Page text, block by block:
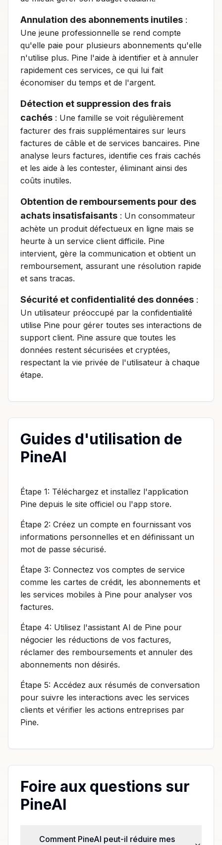
Annulation des abonnements inutiles :
Une jeune professionnelle se rend compte
qu'elle paie pour plusieurs abonnements qu'elle
n'utilise plus. Pine l'aide à identifier et à annuler
rapidement ces services, ce qui lui fait
économiser du temps et de l'argent.
Détection et suppression des frais
cachés : Une famille se voit régulièrement
facturer des frais supplémentaires sur leurs
factures de câble et de services bancaires. Pine
analyse leurs factures, identifie ces frais cachés
et les aide à les contester, éliminant ainsi des
coûts inutiles.
Obtention de remboursements pour des
achats insatisfaisants : Un consommateur
achète un produit défectueux en ligne mais se
heurte à un service client difficile. Pine
intervient, gère la communication et obtient un
remboursement, assurant une résolution rapide
et sans tracas.
Sécurité et confidentialité des données :
Un utilisateur préoccupé par la confidentialité
utilise Pine pour gérer toutes ses interactions de
support client. Pine assure que toutes les
données restent sécurisées et cryptées,
respectant la vie privée de l'utilisateur à chaque
étape.
Guides d'utilisation de
PineAI
Étape 1: Téléchargez et installez l'application
Pine depuis le site officiel ou l'app store.
Étape 2: Créez un compte en fournissant vos
informations personnelles et en définissant un
mot de passe sécurisé.
Étape 3: Connectez vos comptes de service
comme les cartes de crédit, les abonnements et
les services mobiles à Pine pour analyser vos
factures.
Étape 4: Utilisez l'assistant AI de Pine pour
négocier les réductions de vos factures,
réclamer des remboursements et annuler des
abonnements non désirés.
Étape 5: Accédez aux résumés de conversation
pour suivre les interactions avec les services
clients et vérifier les actions entreprises par
Pine.
Foire aux questions sur
PineAI
Comment PineAI peut-il réduire mes